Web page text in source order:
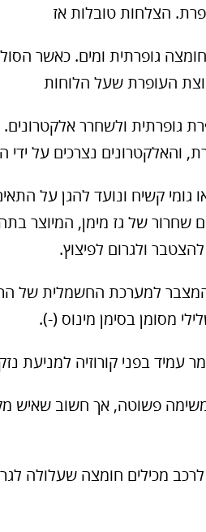
הצלחות טובלות אז
גופרתית ומים. כאשר
העופרת שעל הלוחות
גופרתית ולשחרר
והאלקטרונים נצרכים על
קשיח ונועד להגן על
של גז מימן, המיוצר
ולגרום לפיצוץ.
למערכת החשמלית של
מסומן בסימן מינוס (-).
עמיד בפני קורוזיה למניעת
פשוטה, אך חשוב שאיש
מכילים חומצה שעלולה